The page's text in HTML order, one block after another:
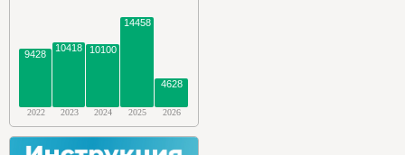
9428
10418 10100
14458
4628
2022 2023 2024 2025 2026